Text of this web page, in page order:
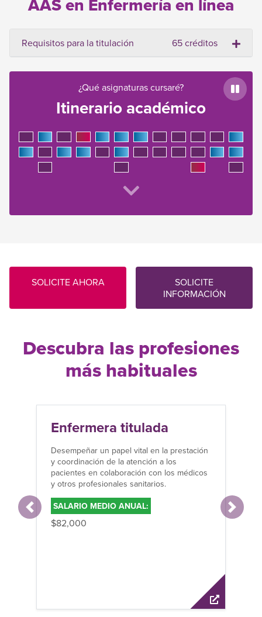
AAS en Enfermería en línea
Requisitos para la titulación 65 créditos
Pausa
¿Qué asignaturas cursaré?
Itinerario académico
SOLICITE AHORA
SOLICITE
INFORMACIÓN
Descubra las profesiones
más habituales
Enfermera titulada
Desempeñar un papel vital en la prestación
y coordinación de la atención a los
pacientes en colaboración con los médicos
y otros profesionales sanitarios.
SALARIO MEDIO ANUAL:
$82,000
Anterior